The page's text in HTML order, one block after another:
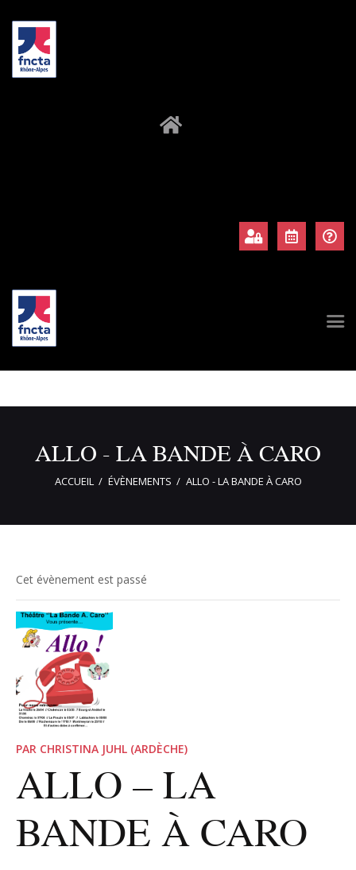
ALLO - LA BANDE À CARO
ACCUEIL ÉVÈNEMENTS ALLO - LA BANDE À CARO
Cet évènement est passé
PAR CHRISTINA JUHL (ARDÈCHE)
ALLO – LA
BANDE À CARO